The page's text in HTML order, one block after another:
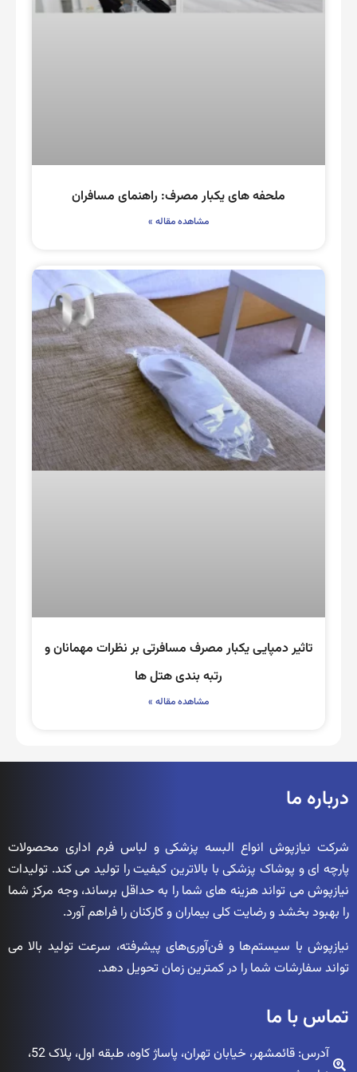
ملحفه های یکبار مصرف: راهنمای مسافران
مشاهده مقاله »
تاثیر دمپایی یکبار مصرف مسافرتی بر نظرات مهمانان و
رتبه بندی هتل ها
مشاهده مقاله »
درباره ما
شرکت نیازپوش انواع البسه پزشکی و لباس فرم اداری محصولات
پارچه ای و پوشاک پزشکی با بالاترین کیفیت را تولید می کند. تولیدات
نیازپوش می تواند هزینه های شما را به حداقل برساند، وجه مرکز شما
را بهبود بخشد و رضایت کلی بیماران و کارکنان را فراهم آورد.
نیازپوش با سیستم‌ها و فن‌آوری‌های پیشرفته، سرعت تولید بالا می
تواند سفارشات شما را در کمترین زمان تحویل دهد.
تماس با ما
آدرس: قائمشهر، خیابان تهران، پاساژ کاوه، طبقه اول، پلاک 52،